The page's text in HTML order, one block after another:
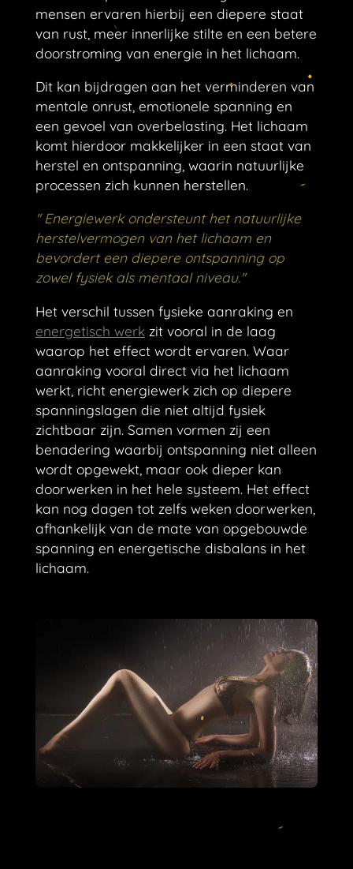
mensen ervaren hierbij een diepere staat
van rust, meer innerlijke stilte en een betere
doorstroming van energie in het lichaam.
Dit kan bijdragen aan het verminderen van
mentale onrust, emotionele spanning en
een gevoel van overbelasting. Het lichaam
komt hierdoor makkelijker in een staat van
herstel en ontspanning, waarin natuurlijke
processen zich kunnen herstellen.
'' Energiewerk ondersteunt het natuurlijke
herstelvermogen van het lichaam en
bevordert een diepere ontspanning op
zowel fysiek als mentaal niveau.''
Het verschil tussen fysieke aanraking en
energetisch werkzit vooral in de laag
waarop het effect wordt ervaren. Waar
aanraking vooral direct via het lichaam
werkt, richt energiewerk zich op diepere
spanningslagen die niet altijd fysiek
zichtbaar zijn. Samen vormen zij een
benadering waarbij ontspanning niet alleen
wordt opgewekt, maar ook dieper kan
doorwerken in het hele systeem. Het effect
kan nog dagen tot zelfs weken doorwerken,
afhankelijk van de mate van opgebouwde
spanning en energetische disbalans in het
lichaam.